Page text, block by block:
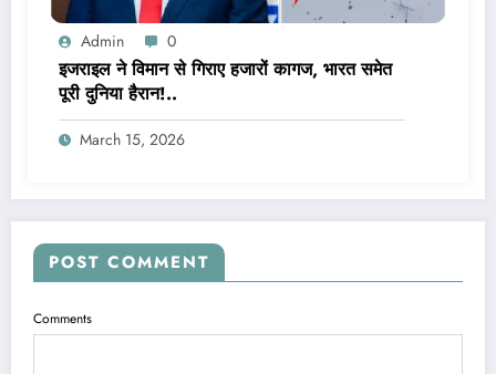
Admin 0
इजराइल ने विमान से गिराए हजारों कागज, भारत समेत
पूरी दुनिया हैरान!..
March 15, 2026
POST COMMENT
Comments